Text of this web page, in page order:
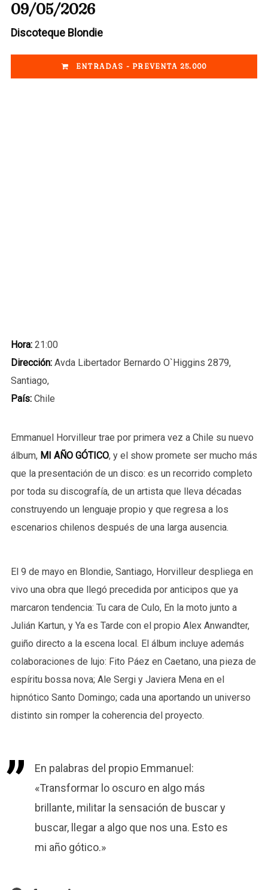
09/05/2026
Discoteque Blondie
ENTRADAS - PREVENTA 25.000
Hora:21:00
Dirección:Avda Libertador Bernardo O`Higgins 2879,
Santiago,
País:Chile
Emmanuel Horvilleur trae por primera vez a Chile su nuevo
álbum, MI AÑO GÓTICO, y el show promete ser mucho más
que la presentación de un disco: es un recorrido completo
por toda su discografía, de un artista que lleva décadas
construyendo un lenguaje propio y que regresa a los
escenarios chilenos después de una larga ausencia.
El 9 de mayo en Blondie, Santiago, Horvilleur despliega en
vivo una obra que llegó precedida por anticipos que ya
marcaron tendencia: Tu cara de Culo, En la moto junto a
Julián Kartun, y Ya es Tarde con el propio Alex Anwandter,
guiño directo a la escena local. El álbum incluye además
colaboraciones de lujo: Fito Páez en Caetano, una pieza de
espíritu bossa nova; Ale Sergi y Javiera Mena en el
hipnótico Santo Domingo; cada una aportando un universo
distinto sin romper la coherencia del proyecto.
En palabras del propio Emmanuel:
«Transformar lo oscuro en algo más
brillante, militar la sensación de buscar y
buscar, llegar a algo que nos una. Esto es
mi año gótico.»